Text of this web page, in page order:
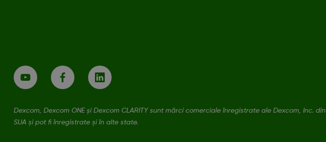
Dexcom, Dexcom ONE și Dexcom CLARITY sunt mărci comerciale înregistrate ale Dexcom, Inc. din
SUA și pot fi înregistrate și în alte state.